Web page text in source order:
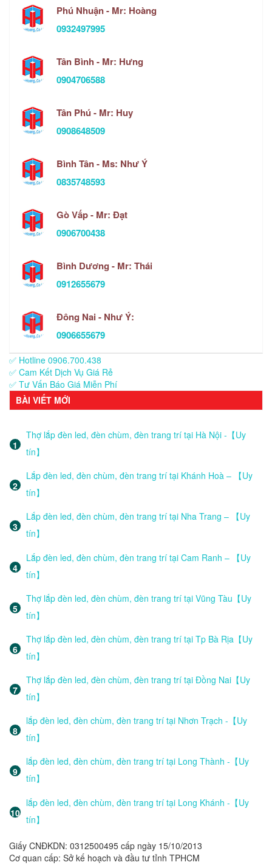
Phú Nhuận - Mr: Hoàng
0932497995
Tân Bình - Mr: Hưng
0904706588
Tân Phú - Mr: Huy
0908648509
Bình Tân - Ms: Như Ý
0835748593
Gò Vấp - Mr: Đạt
0906700438
Bình Dương - Mr: Thái
0912655679
Đông Nai - Như Ý:
0906655679
✅ Hotline 0906.700.438
✅ Cam Kết Dịch Vụ Giá Rẻ
✅ Tư Vấn Báo Giá Miễn Phí
BÀI VIẾT MỚI
Thợ lắp đèn led, đèn chùm, đèn trang trí tại Hà Nội -【Uy
tín】
Lắp đèn led, đèn chùm, đèn trang trí tại Khánh Hoà – 【Uy
tín】
Lắp đèn led, đèn chùm, đèn trang trí tại Nha Trang – 【Uy
tín】
Lắp đèn led, đèn chùm, đèn trang trí tại Cam Ranh – 【Uy
tín】
Thợ lắp đèn led, đèn chùm, đèn trang trí tại Vũng Tàu【Uy
tín】
Thợ lắp đèn led, đèn chùm, đèn trang trí tại Tp Bà Rịa【Uy
tín】
Thợ lắp đèn led, đèn chùm, đèn trang trí tại Đồng Nai【Uy
tín】
lắp đèn led, đèn chùm, đèn trang trí tại Nhơn Trạch -【Uy
tín】
lắp đèn led, đèn chùm, đèn trang trí tại Long Thành -【Uy
tín】
lắp đèn led, đèn chùm, đèn trang trí tại Long Khánh -【Uy
tín】
Giấy CNĐKDN: 0312500495 cấp ngày 15/10/2013
Cơ quan cấp: Sở kế hoạch và đầu tư tỉnh TPHCM